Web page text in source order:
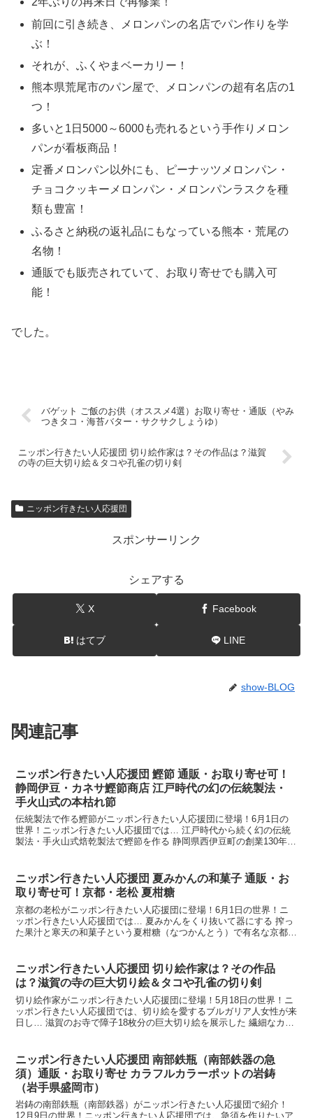
前回に引き続き、メロンパンの名店でパン作りを学
ぶ！
それが、ふくやまベーカリー！
熊本県荒尾市のパン屋で、メロンパンの超有名店の1
つ！
多いと1日5000～6000も売れるという手作りメロン
パンが看板商品！
定番メロンパン以外にも、ピーナッツメロンパン・
チョコクッキーメロンパン・メロンパンラスクを種
類も豊富！
ふるさと納税の返礼品にもなっている熊本・荒尾の
名物！
通販でも販売されていて、お取り寄せでも購入可
能！
でした。
バゲット ご飯のお供（オススメ4選）お取り寄せ・通販（やみ
つきタコ・海苔バター・サクサクしょうゆ）
ニッポン行きたい人応援団 切り絵作家は？その作品は？滋賀
の寺の巨大切り絵＆タコや孔雀の切り剣
ニッポン行きたい人応援団
スポンサーリンク
シェアする
X Facebook
はてブ LINE
show-BLOG
関連記事
ニッポン行きたい人応援団 鰹節 通販・お取り寄せ可！
静岡伊豆・カネサ鰹節商店 江戸時代の幻の伝統製法・
手火山式の本枯れ節
伝統製法で作る鰹節がニッポン行きたい人応援団に登場！6月1日の
世界！ニッポン行きたい人応援団では… 江戸時代から続く幻の伝統
製法・手火山式焙乾製法で鰹節を作る 静岡県西伊豆町の創業130年以
ニッポン行きたい人応援団 夏みかんの和菓子 通販・お
取り寄せ可！京都・老松 夏柑糖
京都の老松がニッポン行きたい人応援団に登場！6月1日の世界！ニ
ッポン行きたい人応援団では… 夏みかんをくり抜いて器にする 搾っ
た果汁と寒天の和菓子という夏柑糖（なつかんとう）で有名な京都の
ニッポン行きたい人応援団 切り絵作家は？その作品
は？滋賀の寺の巨大切り絵＆タコや孔雀の切り剣
切り絵作家がニッポン行きたい人応援団に登場！5月18日の世界！ニ
ッポン行きたい人応援団では、切り絵を愛するブルガリア人女性が来
日し… 滋賀のお寺で障子18枚分の巨大切り絵を展示した 繊細なカッ
ニッポン行きたい人応援団 南部鉄瓶（南部鉄器の急
須）通販・お取り寄せ カラフルカラーポットの岩鋳
（岩手県盛岡市）
岩鋳の南部鉄瓶（南部鉄器）がニッポン行きたい人応援団で紹介！
12月9日の世界！ニッポン行きたい人応援団では、急須を作りたいア